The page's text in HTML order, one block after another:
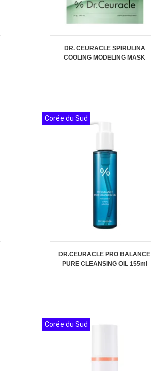
DR. CEURACLE SPIRULINA
COOLING MODELING MASK
DR.CEURACLE PRO BALANCE
PURE CLEANSING OIL 155ml
Corée du Sud
Corée du Sud